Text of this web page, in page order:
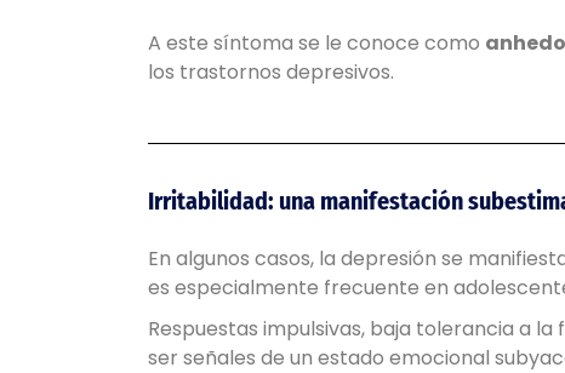
A este síntoma se le conoce como
los trastornos depresivos.
Irritabilidad: una manifestación
En algunos casos, la depresión se
es especialmente frecuente en
Respuestas impulsivas, baja tolerancia a
ser señales de un estado emocional